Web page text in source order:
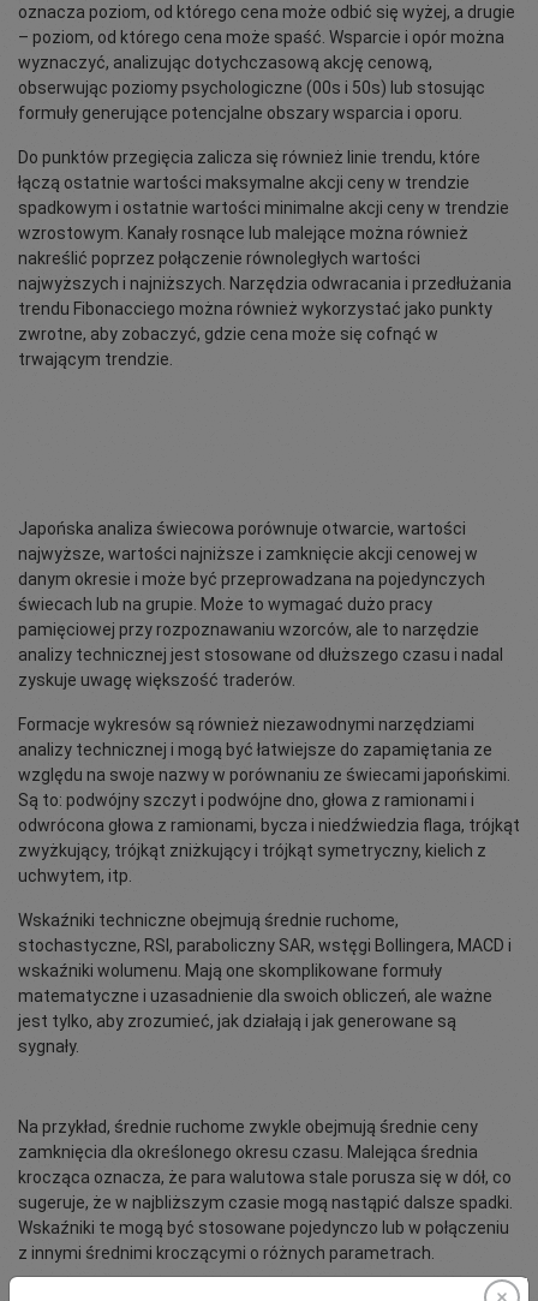
oznacza poziom, od którego cena może odbić się wyżej, a drugie
– poziom, od którego cena może spaść. Wsparcie i opór można
wyznaczyć, analizując dotychczasową akcję cenową,
obserwując poziomy psychologiczne (00s i 50s) lub stosując
formuły generujące potencjalne obszary wsparcia i oporu.
Do punktów przegięcia zalicza się również linie trendu, które
łączą ostatnie wartości maksymalne akcji ceny w trendzie
spadkowym i ostatnie wartości minimalne akcji ceny w trendzie
wzrostowym. Kanały rosnące lub malejące można również
nakreślić poprzez połączenie równoległych wartości
najwyższych i najniższych. Narzędzia odwracania i przedłużania
trendu Fibonacciego można również wykorzystać jako punkty
zwrotne, aby zobaczyć, gdzie cena może się cofnąć w
trwającym trendzie.
Japońska analiza świecowa porównuje otwarcie, wartości
najwyższe, wartości najniższe i zamknięcie akcji cenowej w
danym okresie i może być przeprowadzana na pojedynczych
świecach lub na grupie. Może to wymagać dużo pracy
pamięciowej przy rozpoznawaniu wzorców, ale to narzędzie
analizy technicznej jest stosowane od dłuższego czasu i nadal
zyskuje uwagę większość traderów.
Formacje wykresów są również niezawodnymi narzędziami
analizy technicznej i mogą być łatwiejsze do zapamiętania ze
względu na swoje nazwy w porównaniu ze świecami japońskimi.
Są to: podwójny szczyt i podwójne dno, głowa z ramionami i
odwrócona głowa z ramionami, bycza i niedźwiedzia flaga, trójkąt
zwyżkujący, trójkąt zniżkujący i trójkąt symetryczny, kielich z
uchwytem, itp.
Wskaźniki techniczne obejmują średnie ruchome,
stochastyczne, RSI, paraboliczny SAR, wstęgi Bollingera, MACD i
wskaźniki wolumenu. Mają one skomplikowane formuły
matematyczne i uzasadnienie dla swoich obliczeń, ale ważne
jest tylko, aby zrozumieć, jak działają i jak generowane są
sygnały.
Na przykład, średnie ruchome zwykle obejmują średnie ceny
zamknięcia dla określonego okresu czasu. Malejąca średnia
krocząca oznacza, że para walutowa stale porusza się w dół, co
sugeruje, że w najbliższym czasie mogą nastąpić dalsze spadki.
Wskaźniki te mogą być stosowane pojedynczo lub w połączeniu
z innymi średnimi kroczącymi o różnych parametrach.